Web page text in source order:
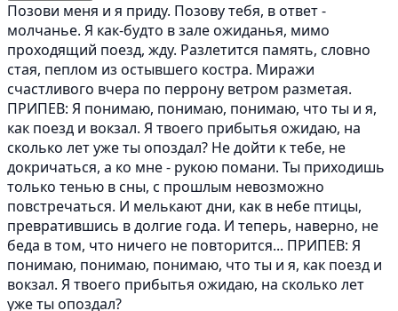
Позови меня и я приду. Позову тебя, в ответ -
молчанье. Я как-будто в зале ожиданья, мимо
проходящий поезд, жду. Разлетится память, словно
стая, пеплом из остывшего костра. Миражи
счастливого вчера по перрону ветром разметая.
ПРИПЕВ: Я понимаю, понимаю, понимаю, что ты и я,
как поезд и вокзал. Я твоего прибытья ожидаю, на
сколько лет уже ты опоздал? Не дойти к тебе, не
докричаться, а ко мне - рукою помани. Ты приходишь
только тенью в сны, с прошлым невозможно
повстречаться. И мелькают дни, как в небе птицы,
превратившись в долгие года. И теперь, наверно, не
беда в том, что ничего не повторится... ПРИПЕВ: Я
понимаю, понимаю, понимаю, что ты и я, как поезд и
вокзал. Я твоего прибытья ожидаю, на сколько лет
уже ты опоздал?